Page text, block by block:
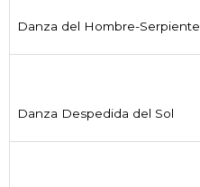
Danza del Hombre-Serpiente
Danza Despedida del Sol